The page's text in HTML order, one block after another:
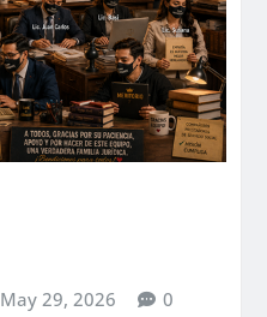
May 29, 2026 0